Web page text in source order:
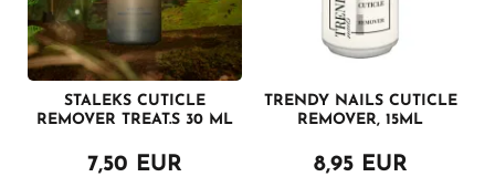
STALEKS CUTICLE
REMOVER TREAT.S 30 ML
7,50 EUR
TRENDY NAILS CUTICLE
REMOVER, 15ML
8,95 EUR